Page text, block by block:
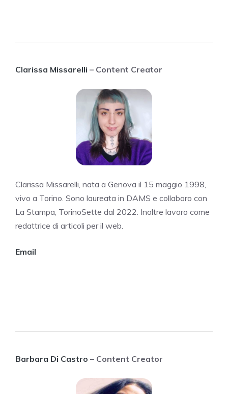
Clarissa Missarelli – Content Creator
Clarissa Missarelli, nata a Genova il 15 maggio 1998,
vivo a Torino. Sono laureata in DAMS e collaboro con
La Stampa, TorinoSette dal 2022. Inoltre lavoro come
redattrice di articoli per il web.
Email
Barbara Di Castro – Content Creator